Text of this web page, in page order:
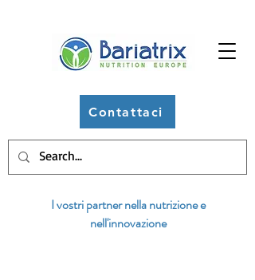
Contattaci
I vostri partner nella nutrizione e
nell'innovazione